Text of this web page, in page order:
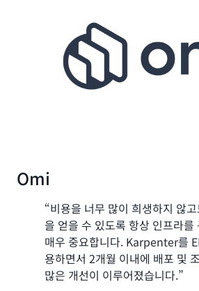
Omi
“비용을 너무 많이 희생하지 않
을 얻을 수 있도록 항상 인프라를
매우 중요합니다. Karpenter를
용하면서 2개월 이내에 배포 및
많은 개선이 이루어졌습니다.”